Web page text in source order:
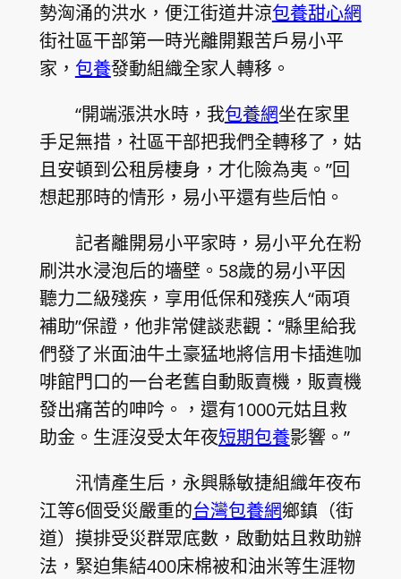
勢洶涌的洪水，便江街道井涼包養甜心網
街社區干部第一時光離開艱苦戶易小平
家， 包養發動組織全家人轉移。
“開端漲洪水時，我包養網坐在家里
手足無措，社區干部把我們全轉移了，姑
且安頓到公租房棲身，才化險為夷。”回
想起那時的情形，易小平還有些后怕。
記者離開易小平家時，易小平允在粉
刷洪水浸泡后的墻壁。58歲的易小平因
聽力二級殘疾，享用低保和殘疾人“兩項
補助”保證，他非常健談悲觀：“縣里給我
們發了米面油牛土豪猛地將信用卡插進咖
啡館門口的一台老舊自動販賣機，販賣機
發出痛苦的呻吟。，還有1000元姑且救
助金。生涯沒受太年夜短期包養影響。”
汛情產生后，永興縣敏捷組織年夜布
江等6個受災嚴重的台灣包養網鄉鎮（街
道）摸排受災群眾底數，啟動姑且救助辦
法，緊迫集結400床棉被和油米等生涯物